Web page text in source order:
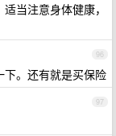
当注意身体健康，
96
。还有就是买保险
97